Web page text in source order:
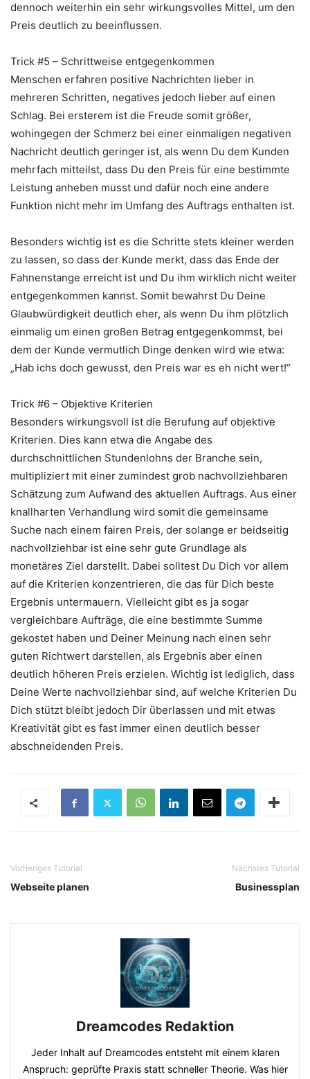
dennoch weiterhin ein sehr wirkungsvolles Mittel, um den
Preis deutlich zu beeinflussen.
Trick #5 – Schrittweise entgegenkommen
Menschen erfahren positive Nachrichten lieber in
mehreren Schritten, negatives jedoch lieber auf einen
Schlag. Bei ersterem ist die Freude somit größer,
wohingegen der Schmerz bei einer einmaligen negativen
Nachricht deutlich geringer ist, als wenn Du dem Kunden
mehrfach mitteilst, dass Du den Preis für eine bestimmte
Leistung anheben musst und dafür noch eine andere
Funktion nicht mehr im Umfang des Auftrags enthalten ist.
Besonders wichtig ist es die Schritte stets kleiner werden
zu lassen, so dass der Kunde merkt, dass das Ende der
Fahnenstange erreicht ist und Du ihm wirklich nicht weiter
entgegenkommen kannst. Somit bewahrst Du Deine
Glaubwürdigkeit deutlich eher, als wenn Du ihm plötzlich
einmalig um einen großen Betrag entgegenkommst, bei
dem der Kunde vermutlich Dinge denken wird wie etwa:
„Hab ichs doch gewusst, den Preis war es eh nicht wert!“
Trick #6 – Objektive Kriterien
Besonders wirkungsvoll ist die Berufung auf objektive
Kriterien. Dies kann etwa die Angabe des
durchschnittlichen Stundenlohns der Branche sein,
multipliziert mit einer zumindest grob nachvollziehbaren
Schätzung zum Aufwand des aktuellen Auftrags. Aus einer
knallharten Verhandlung wird somit die gemeinsame
Suche nach einem fairen Preis, der solange er beidseitig
nachvollziehbar ist eine sehr gute Grundlage als
monetäres Ziel darstellt. Dabei solltest Du Dich vor allem
auf die Kriterien konzentrieren, die das für Dich beste
Ergebnis untermauern. Vielleicht gibt es ja sogar
vergleichbare Aufträge, die eine bestimmte Summe
gekostet haben und Deiner Meinung nach einen sehr
guten Richtwert darstellen, als Ergebnis aber einen
deutlich höheren Preis erzielen. Wichtig ist lediglich, dass
Deine Werte nachvollziehbar sind, auf welche Kriterien Du
Dich stützt bleibt jedoch Dir überlassen und mit etwas
Kreativität gibt es fast immer einen deutlich besser
abschneidenden Preis.
Vorheriges Tutorial
Webseite planen
Nächstes Tutorial
Businessplan
Dreamcodes Redaktion
Jeder Inhalt auf Dreamcodes entsteht mit einem klaren
Anspruch: geprüfte Praxis statt schneller Theorie. Was hier